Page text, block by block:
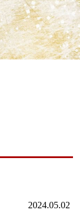
2024.05.02